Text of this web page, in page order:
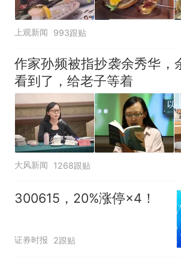
上观新闻 993跟贴
作家孙频被指抄袭余秀华，
看到了，给老子等着
大风新闻 1268跟贴
300615，20%涨停×4！
证券时报 2跟贴